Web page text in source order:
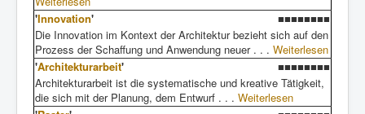
'Innovation'
■■■■■■■■
Die Innovation im Kontext der Architektur bezieht sich auf den
Prozess der Schaffung und Anwendung neuer . . . Weiterlesen
'Architekturarbeit'
■■■■■■■■
Architekturarbeit ist die systematische und kreative Tätigkeit,
die sich mit der Planung, dem Entwurf . . . Weiterlesen